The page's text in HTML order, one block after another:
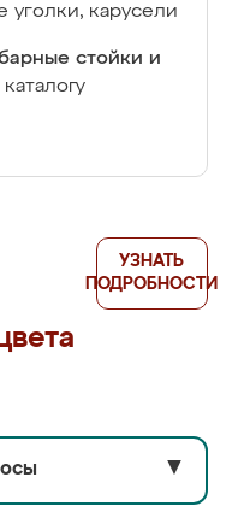
карусели
стойки и
УЗНАТЬ
ПОДРОБНОСТИ
▼